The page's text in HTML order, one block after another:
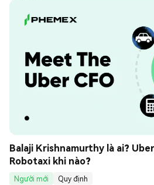
Balaji Krishnamurthy là ai?
Robotaxi khi nào?
Người mới
Quy định